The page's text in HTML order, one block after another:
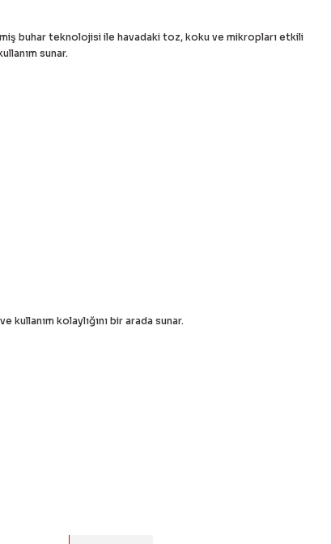
buhar teknolojisi ile havadaki toz, koku ve mikropları etkili
sunar.
kullanım kolaylığını bir arada sunar.